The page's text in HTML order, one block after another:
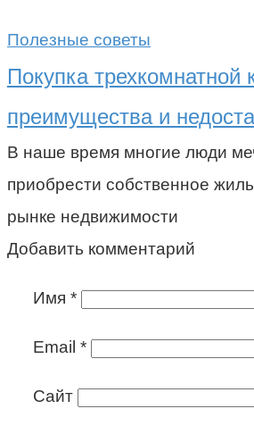
Полезные советы
Покупка трехкомнатной
преимущества и
В наше время многие люди
приобрести собственное
рынке недвижимости
Добавить комментарий
Имя *
Email *
Сайт